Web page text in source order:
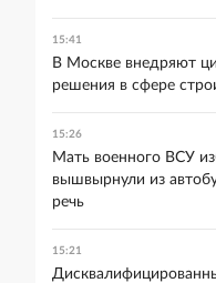
15:41
В Москве внедряют
решения в сфере
15:26
Мать военного ВСУ
вышвырнули из
речь
15:21